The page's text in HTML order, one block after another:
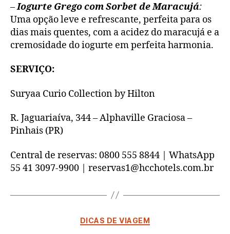
–Iogurte Grego com Sorbet de Maracujá:
Uma opção leve e refrescante, perfeita para os
dias mais quentes, com a acidez do maracujá e a
cremosidade do iogurte em perfeita harmonia.
SERVIÇO:
Suryaa Curio Collection by Hilton
R. Jaguariaíva, 344 – Alphaville Graciosa –
Pinhais (PR)
Central de reservas: 0800 555 8844 | WhatsApp
55 41 3097-9900 | reservas1@hcchotels.com.br
DICAS DE VIAGEM